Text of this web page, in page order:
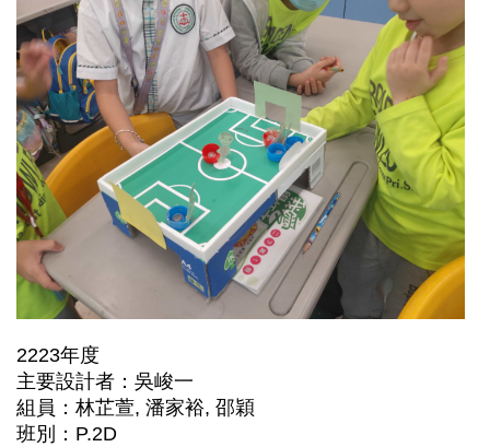
2223年度
主要設計者：吳峻一
組員：林芷萱, 潘家裕, 邵穎
班別：P.2D